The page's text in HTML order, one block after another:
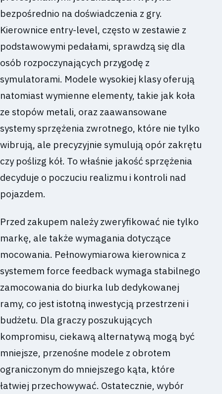
bezpośrednio na doświadczenia z gry.
Kierownice entry-level, często w zestawie z
podstawowymi pedałami, sprawdzą się dla
osób rozpoczynających przygodę z
symulatorami. Modele wysokiej klasy oferują
natomiast wymienne elementy, takie jak koła
ze stopów metali, oraz zaawansowane
systemy sprzężenia zwrotnego, które nie tylko
wibrują, ale precyzyjnie symulują opór zakrętu
czy poślizg kół. To właśnie jakość sprzężenia
decyduje o poczuciu realizmu i kontroli nad
pojazdem.
Przed zakupem należy zweryfikować nie tylko
markę, ale także wymagania dotyczące
mocowania. Pełnowymiarowa kierownica z
systemem force feedback wymaga stabilnego
zamocowania do biurka lub dedykowanej
ramy, co jest istotną inwestycją przestrzeni i
budżetu. Dla graczy poszukujących
kompromisu, ciekawą alternatywą mogą być
mniejsze, przenośne modele z obrotem
ograniczonym do mniejszego kąta, które
łatwiej przechowywać. Ostatecznie, wybór